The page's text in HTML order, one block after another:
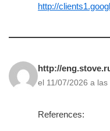
http://
http://
el 11/07/2026 a las
References: